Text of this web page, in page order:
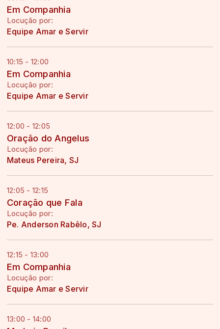
Em Companhia
Locução por:
Equipe Amar e Servir
10:15 - 12:00
Em Companhia
Locução por:
Equipe Amar e Servir
12:00 - 12:05
Oração do Angelus
Locução por:
Mateus Pereira, SJ
12:05 - 12:15
Coração que Fala
Locução por:
Pe. Anderson Rabêlo, SJ
12:15 - 13:00
Em Companhia
Locução por:
Equipe Amar e Servir
13:00 - 14:00